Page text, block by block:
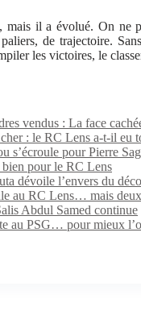
mais il a évolué. On ne
de trajectoire.
les victoires, le
vendus : La face
: le RC Lens a-t-il eu
s’écroule pour Pierre
pour le RC Lens
dévoile l’envers du
au RC Lens… mais
Abdul Samed continue
au PSG… pour mieux